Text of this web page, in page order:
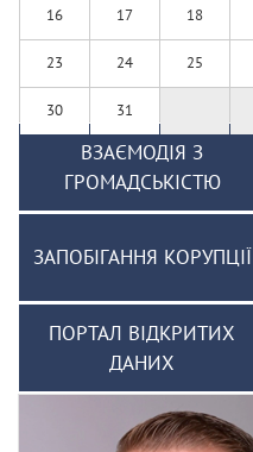
16 17 18
23 24 25
30 31
ВЗАЄМОДІЯ З
ГРОМАДСЬКІСТЮ
ЗАПОБІГАННЯ КОРУПЦІЇ
ПОРТАЛ ВІДКРИТИХ
ДАНИХ